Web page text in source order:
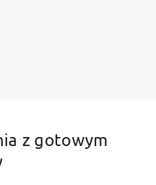
z gotowym